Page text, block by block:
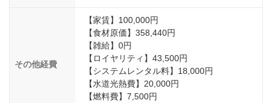
その他経費
【家賃】100,000円
【食材原価】358,440円
【雑給】0円
【ロイヤリティ】43,500円
【システムレンタル料】18,000円
【水道光熱費】20,000円
【燃料費】7,500円